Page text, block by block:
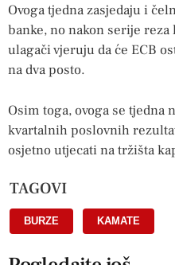
Ovoga tjedna zasjedaju i
banke, no nakon serije
ulagači vjeruju da će ECB
na dva posto.
Osim toga, ovoga se tjedna
kvartalnih poslovnih
osjetno utjecati na tržišta
TAGOVI
BURZE KAMATE